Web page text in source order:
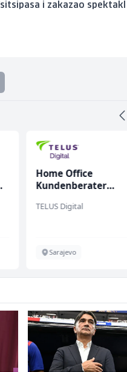
i zakazao spektakl
Home Office
Kundenberater
TELUS Digital
Sarajevo